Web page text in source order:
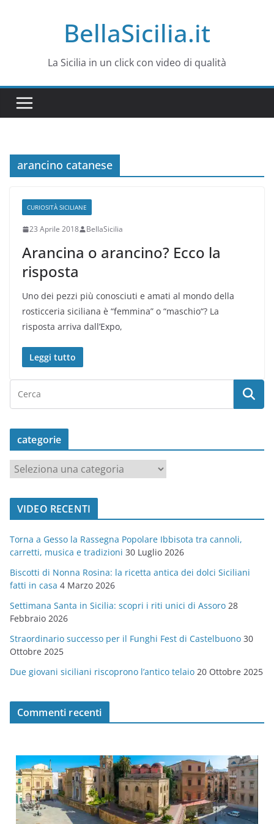
BellaSicilia.it
La Sicilia in un click con video di qualità
arancino catanese
CURIOSITÀ SICILIANE
23 Aprile 2018 BellaSicilia
Arancina o arancino? Ecco la
risposta
Uno dei pezzi più conosciuti e amati al mondo della
rosticceria siciliana è “femmina” o “maschio“? La
risposta arriva dall’Expo,
Leggi tutto
categorie
a
t
o
r
i
e
VIDEO RECENTI
Torna a Gesso la Rassegna Popolare Ibbisota tra cannoli,
carretti, musica e tradizioni 30 Luglio 2026
Biscotti di Nonna Rosina: la ricetta antica dei dolci Siciliani
fatti in casa 4 Marzo 2026
Settimana Santa in Sicilia: scopri i riti unici di Assoro 28
Febbraio 2026
Straordinario successo per il Funghi Fest di Castelbuono 30
Ottobre 2025
Due giovani siciliani riscoprono l’antico telaio 20 Ottobre 2025
Commenti recenti